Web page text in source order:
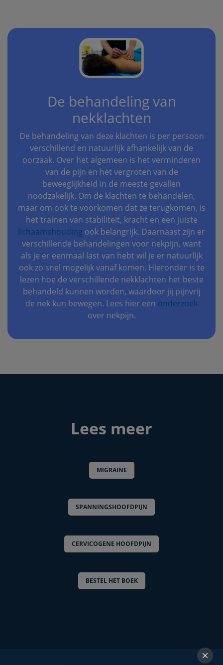
De behandeling van
nekklachten
De behandeling van deze klachten is per persoon
verschillend en natuurlijk afhankelijk van de
oorzaak. Over het algemeen is het verminderen
van de pijn en het vergroten van de
beweeglijkheid in de meeste gevallen
noodzakelijk. Om de klachten te behandelen,
maar om ook te voorkomen dat ze terugkomen, is
het trainen van stabiliteit, kracht en een juiste
lichaamshouding ook belangrijk. Daarnaast zijn er
verschillende behandelingen voor nekpijn, want
als je er eenmaal last van hebt wil je er natuurlijk
ook zo snel mogelijk vanaf komen. Hieronder is te
lezen hoe de verschillende nekklachten het beste
behandeld kunnen worden, waardoor jij pijnvrij
de nek kun bewegen. Lees hier een onderzoek
over nekpijn.
Lees meer
MIGRAINE
SPANNINGSHOOFDPIJN
CERVICOGENE HOOFDPIJN
BESTEL HET BOEK